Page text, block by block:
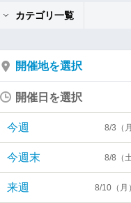
カテゴリ一覧
開催地を選択
開催日を選択
今週 8/3（
今週末 8/8（
来週 8/10（月